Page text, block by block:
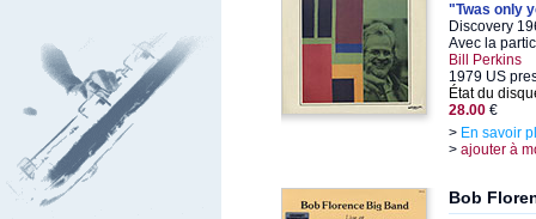
"Twas only
Discovery
Avec la
Bill Perkins
1979 US
État du
28.00 €
> En savoir
> ajouter à
Bob